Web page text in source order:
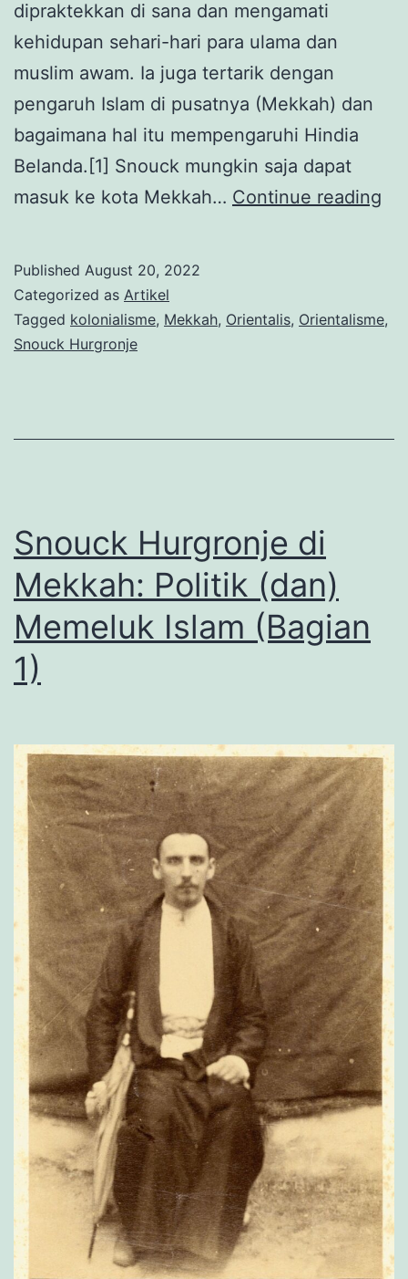
dipraktekkan di sana dan mengamati
kehidupan sehari-hari para ulama dan
muslim awam. Ia juga tertarik dengan
pengaruh Islam di pusatnya (Mekkah) dan
bagaimana hal itu mempengaruhi Hindia
Belanda.[1] Snouck mungkin saja dapat
masuk ke kota Mekkah… Continue reading
Published August 20, 2022
Categorized as Artikel
Tagged kolonialisme, Mekkah, Orientalis, Orientalisme,
Snouck Hurgronje
Snouck Hurgronje di
Mekkah: Politik (dan)
Memeluk Islam (Bagian
1)